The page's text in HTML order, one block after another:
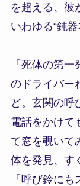
を超える、彼
いわゆる“鈍器
「死体の第
のドライバー
ど。玄関の呼
電話をかけて
て窓を覗いて
体を発見、す
「呼び鈴に